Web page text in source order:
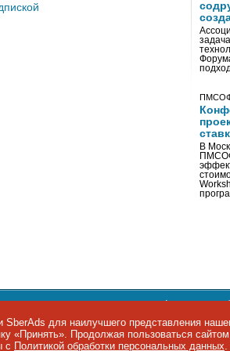
В
персональных данных,информация об
+7 495 974-22-60. Факс: +7 495 974-22-
IT-рынка
для наилучшего представления
«Принять». Продолжая пользоваться
с Политикой обработки персональных данных.